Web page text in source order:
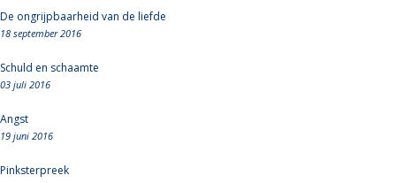
De ongrijpbaarheid van de liefde
18 september 2016
Schuld en schaamte
03 juli 2016
Angst
19 juni 2016
Pinksterpreek